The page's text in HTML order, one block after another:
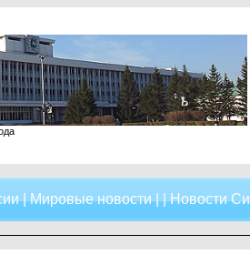
|Мировые новости| |Новости